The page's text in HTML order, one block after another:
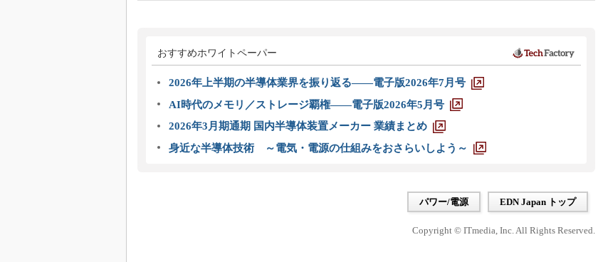
おすすめホワイトペーパー
2026年上半期の半導体業界を振り返る――電子版2026年7月号
AI時代のメモリ／ストレージ覇権――電子版2026年5月号
2026年3月期通期 国内半導体装置メーカー 業績まとめ
身近な半導体技術 ～電気・電源の仕組みをおさらいしよう～
パワー/電源 EDN Japan トップ
Copyright © ITmedia, Inc. All Rights Reserved.